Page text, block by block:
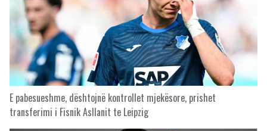
E pabesueshme, dështojnë kontrollet mjekësore, prishet
transferimi i Fisnik Asllanit te Leipzig